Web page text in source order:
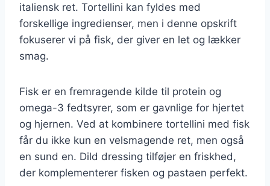
italiensk ret. Tortellini kan fyldes med
forskellige ingredienser, men i denne opskrift
fokuserer vi på fisk, der giver en let og lækker
smag.
Fisk er en fremragende kilde til protein og
omega-3 fedtsyrer, som er gavnlige for hjertet
og hjernen. Ved at kombinere tortellini med fisk
får du ikke kun en velsmagende ret, men også
en sund en. Dild dressing tilføjer en friskhed,
der komplementerer fisken og pastaen perfekt.